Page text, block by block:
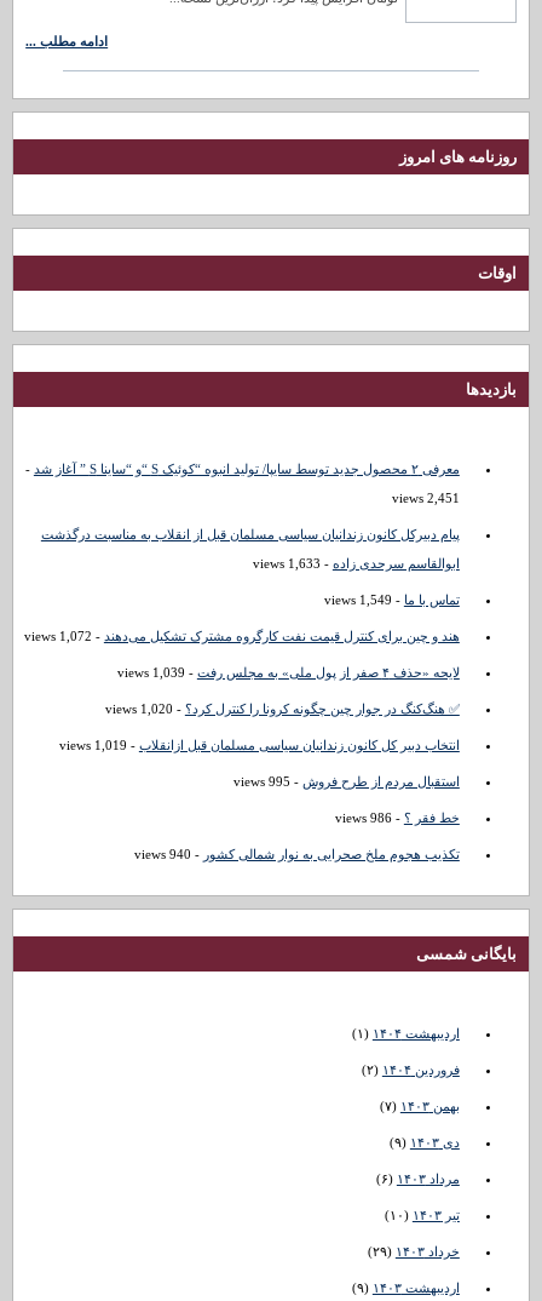
ادامه مطلب ...
روزنامه های امروز
اوقات
بازدیدها
معرفی ۲ محصول جدید توسط سایپا/ تولید انبوه “کوئیک S “و “ساینا S ” آغاز شد
-
2,451 views
پیام دبیرکل کانون زندانیان سیاسی مسلمان قبل از انقلاب به مناسبت درگذشت
ابوالقاسم سرحدی زاده - 1,633 views
تماس با ما - 1,549 views
هند و چین برای کنترل قیمت نفت کارگروه مشترک تشکیل می‌دهند - 1,072 views
لایحه «حذف ۴ صفر از پول ملی» به مجلس رفت - 1,039 views
✅ هنگ‌کنگ در جوار چین چگونه کرونا را کنترل کرد؟ - 1,020 views
انتخاب دبیر کل کانون زندانیان سیاسی مسلمان قبل ازانقلاب - 1,019 views
استقبال مردم از طرح فروش - 995 views
خط فقر ؟ - 986 views
تکذیب هجوم ملخ صحرایی به نوار شمالی کشور - 940 views
بایگانی شمسی
اردیبهشت ۱۴۰۴ (۱)
فروردین ۱۴۰۴ (۲)
بهمن ۱۴۰۳ (۷)
دی ۱۴۰۳ (۹)
مرداد ۱۴۰۳ (۶)
تیر ۱۴۰۳ (۱۰)
خرداد ۱۴۰۳ (۲۹)
اردیبهشت ۱۴۰۳ (۹)